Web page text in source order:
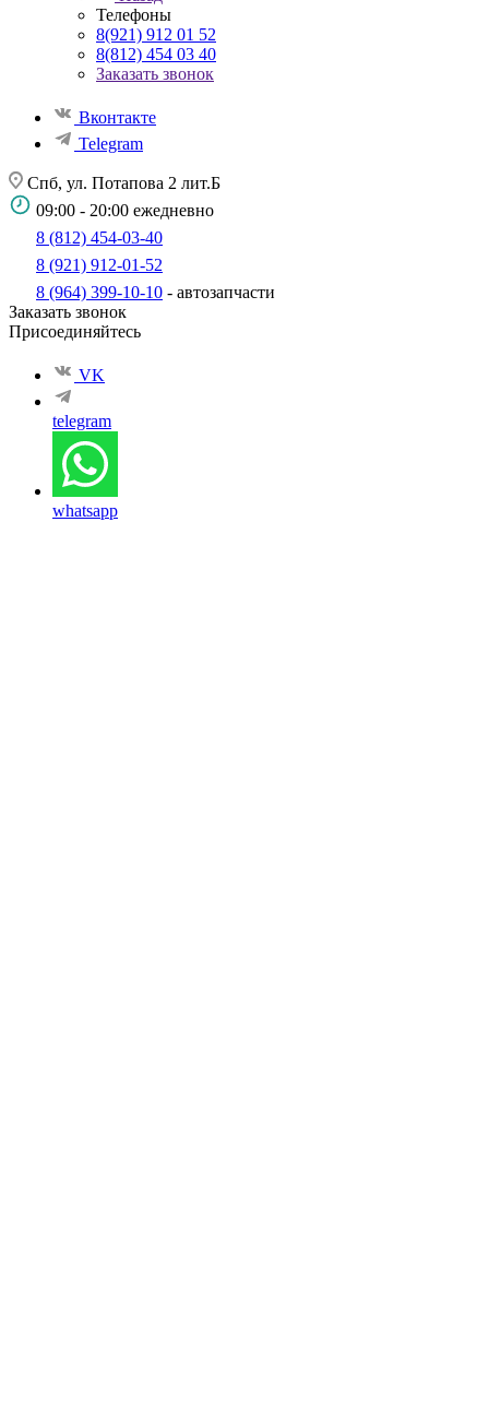
Телефоны
8(921) 912 01 52
8(812) 454 03 40
Заказать звонок
Вконтакте
Telegram
Спб, ул. Потапова 2 лит.Б
09:00 - 20:00 ежедневно
8 (812) 454-03-40
8 (921) 912-01-52
8 (964) 399-10-10 - автозапчасти
Заказать звонок
Присоединяйтесь
VK
telegram
whatsapp